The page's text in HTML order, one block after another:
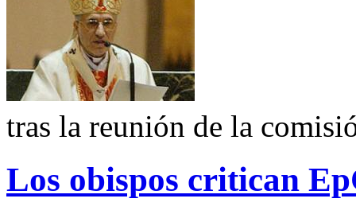
tras la reunión de la
Los obispos critican